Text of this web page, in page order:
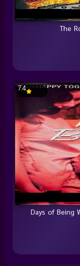
The
7.4
Days of Being